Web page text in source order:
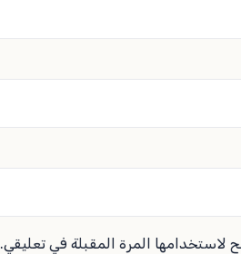
لاستخدامها المرة المقبلة في تعليقي.